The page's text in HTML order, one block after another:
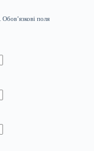
Обов’язкові поля